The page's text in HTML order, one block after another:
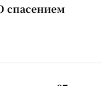
спасением